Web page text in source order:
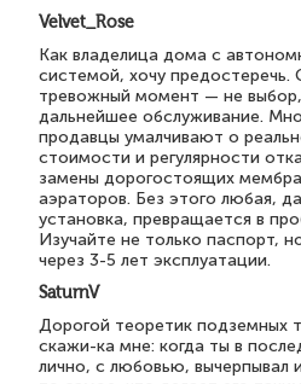
Velvet_Rose
Как владелица дома с
системой, хочу предостеречь.
тревожный момент — не
дальнейшее обслуживание.
продавцы умалчивают о
стоимости и регулярности
замены дорогостоящих
аэраторов. Без этого любая,
установка, превращается в
Изучайте не только паспорт,
через 3-5 лет эксплуатации.
SaturnV
Дорогой теоретик подземных
скажи-ка мне: когда ты в
лично, с любовью, вычерпывал